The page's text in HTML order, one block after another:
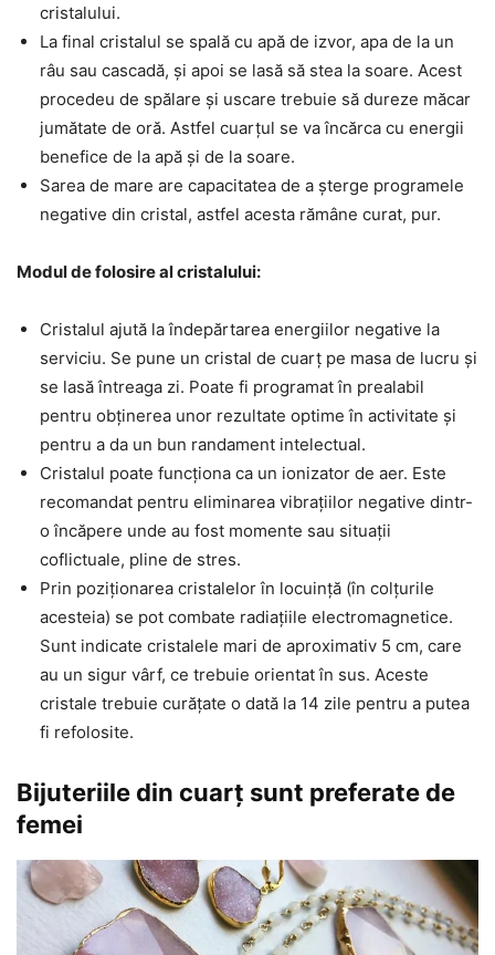
cristalului.
La final cristalul se spală cu apă de izvor, apa de la un
râu sau cascadă, și apoi se lasă să stea la soare. Acest
procedeu de spălare și uscare trebuie să dureze măcar
jumătate de oră. Astfel cuarțul se va încărca cu energii
benefice de la apă și de la soare.
Sarea de mare are capacitatea de a șterge programele
negative din cristal, astfel acesta rămâne curat, pur.
Modul de folosire al cristalului:
Cristalul ajută la îndepărtarea energiilor negative la
serviciu. Se pune un cristal de cuarț pe masa de lucru și
se lasă întreaga zi. Poate fi programat în prealabil
pentru obținerea unor rezultate optime în activitate și
pentru a da un bun randament intelectual.
Cristalul poate funcționa ca un ionizator de aer. Este
recomandat pentru eliminarea vibrațiilor negative dintr-
o încăpere unde au fost momente sau situații
coflictuale, pline de stres.
Prin poziționarea cristalelor în locuință (în colțurile
acesteia) se pot combate radiațiile electromagnetice.
Sunt indicate cristalele mari de aproximativ 5 cm, care
au un sigur vârf, ce trebuie orientat în sus. Aceste
cristale trebuie curățate o dată la 14 zile pentru a putea
fi refolosite.
Bijuteriile din cuarț sunt preferate de
femei